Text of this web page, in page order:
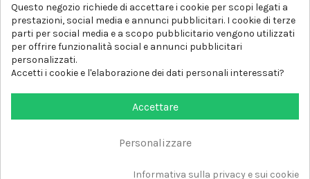
belli da vedere, ma che trasmettano anche un messaggio importante.
Che siate alla ricerca di una t-shirt unica e di tendenza, di una felpa
comoda e accogliente o di un accessorio esclusivo,D-SHIRTha
qualcosa per tutti.
Follow us
Questo negozio richiede di accettare i cookie per scopi legati a
prestazioni, social media e annunci pubblicitari. I cookie di terze
parti per social media e a scopo pubblicitario vengono utilizzati
per offrire funzionalità social e annunci pubblicitari
personalizzati.
Accetti i cookie e l'elaborazione dei dati personali interessati?
Accettare
Personalizzare
Informativa sulla privacy e sui cookie